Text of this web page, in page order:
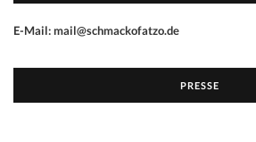
E-Mail: mail@schmackofatzo.de
PRESSE